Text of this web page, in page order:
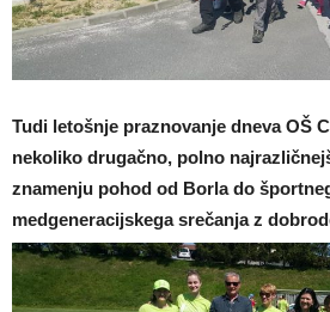
Tudi letošnje praznovanje dneva OŠ
nekoliko drugačno, polno
znamenju pohod od Borla do
medgeneracijskega srečanja z